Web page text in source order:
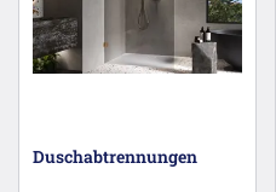
Duschabtrennungen